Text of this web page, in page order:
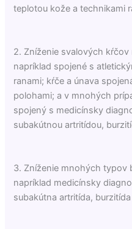
teplotou kože a
2. Zníženie svalových
napríklad spojené s
ranami; kŕče a únava
polohami; a v mnohých
spojený s medicínsky
subakútnou artritídou,
3. Zníženie mnohých typov
napríklad medicínsky
subakútna artritída,